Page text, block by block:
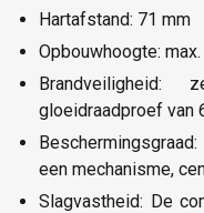
Hartafstand: 71 mm
Opbouwhoogte:
gloeidraadproef van
een mechanisme,
Slagvastheid: De